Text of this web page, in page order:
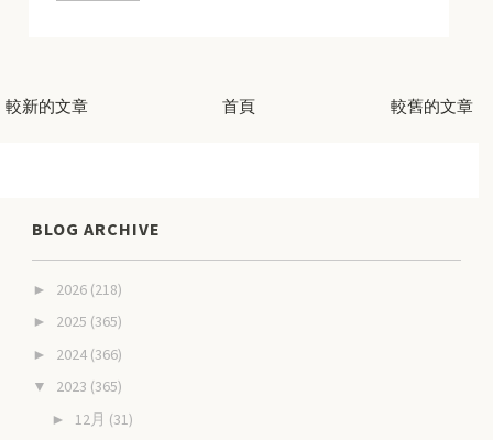
較新的文章 較舊的文章
首頁
BLOG ARCHIVE
► 2026 (218)
► 2025 (365)
► 2024 (366)
▼ 2023 (365)
► 12月 (31)